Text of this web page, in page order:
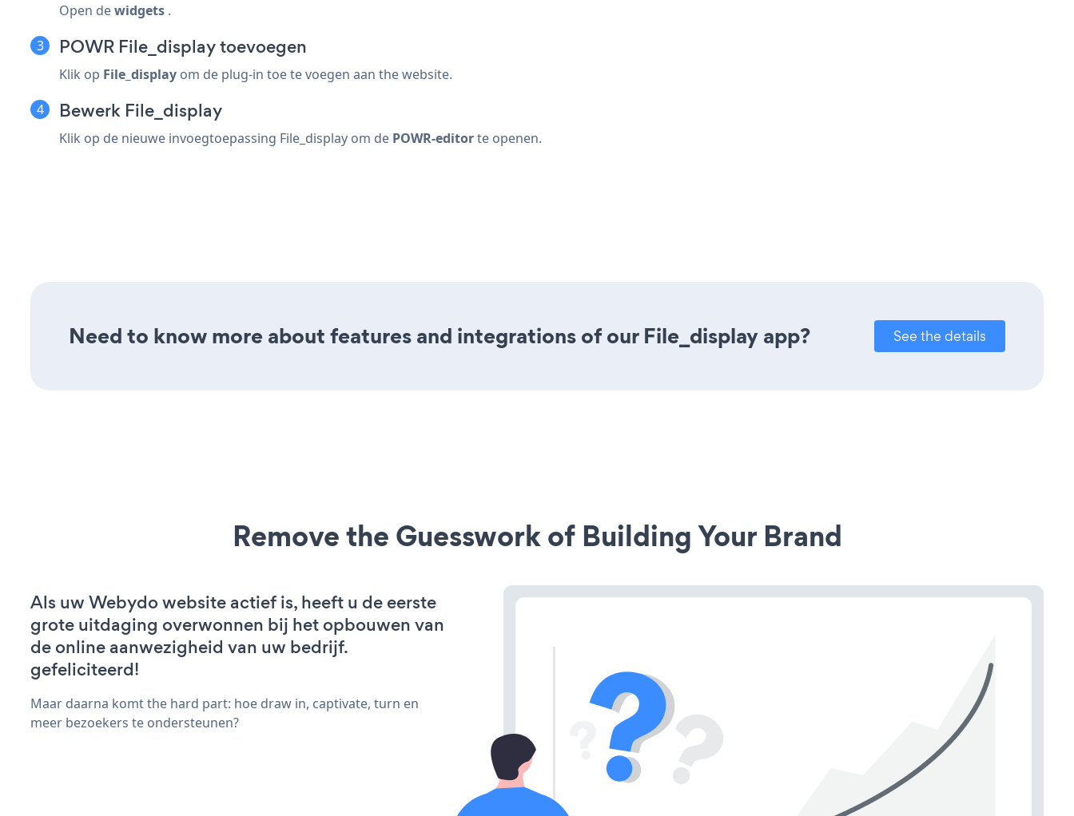
Open dewidgets .
POWR File_display toevoegen
Klik op File_display om de plug-in toe te voegen aan the website.
Bewerk File_display
Klik op de nieuwe invoegtoepassing File_display om de POWR-editorte openen.
Need to know more about features and integrations of our File_display app? See the details
Remove the Guesswork of Building Your Brand
Als uw Webydo website actief is, heeft u de eerste
grote uitdaging overwonnen bij het opbouwen van
de online aanwezigheid van uw bedrijf.
gefeliciteerd!
Maar daarna komt the hard part: hoe draw in, captivate, turn en
meer bezoekers te ondersteunen?